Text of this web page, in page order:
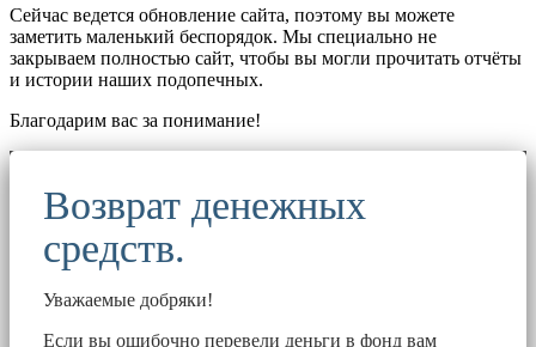
Сейчас ведется обновление сайта, поэтому вы можете
заметить маленький беспорядок. Мы специально не
закрываем полностью сайт, чтобы вы могли прочитать отчёты
и истории наших подопечных.
Благодарим вас за понимание!
Возврат денежных
средств.
Уважаемые добряки!
Если вы ошибочно перевели деньги в фонд вам